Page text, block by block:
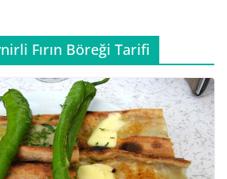
Fırın Böreği Tarifi